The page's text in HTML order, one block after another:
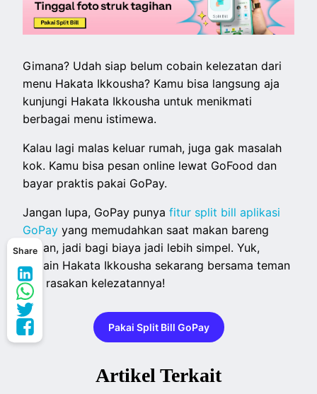
Share
Gimana? Udah siap belum cobain kelezatan dari
menu Hakata Ikkousha? Kamu bisa langsung aja
kunjungi Hakata Ikkousha untuk menikmati
berbagai menu istimewa.
Kalau lagi malas keluar rumah, juga gak masalah
kok. Kamu bisa pesan online lewat GoFood dan
bayar praktis pakai GoPay.
Jangan lupa, GoPay punyafitur split bill aplikasi
GoPay yang memudahkan saat makan bareng
teman, jadi bagi biaya jadi lebih simpel. Yuk,
cobain Hakata Ikkousha sekarang bersama teman
dan rasakan kelezatannya!
Pakai Split Bill GoPay
Artikel Terkait